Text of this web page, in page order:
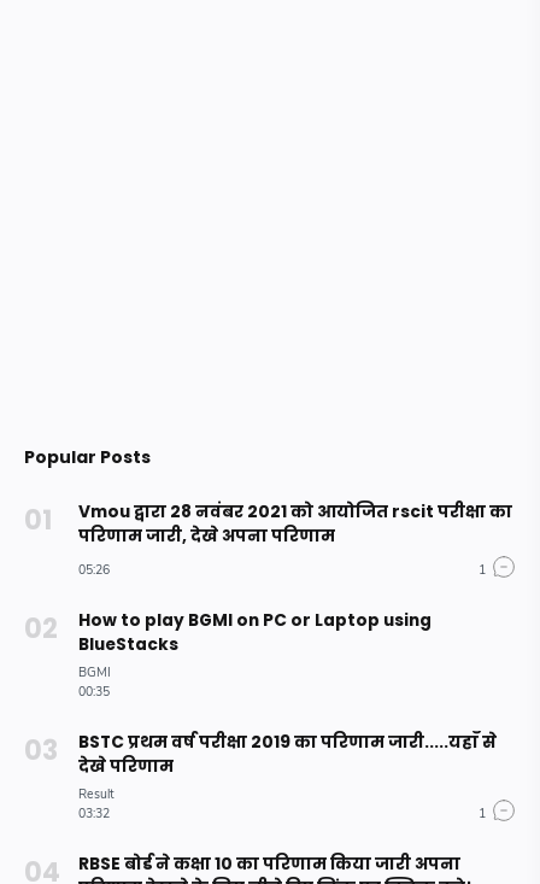
Popular Posts
Vmou द्वारा 28 नवंबर 2021 को आयोजित rscit परीक्षा का
परिणाम जारी, देखे अपना परिणाम
How to play BGMI on PC or Laptop using
BlueStacks
BSTC प्रथम वर्ष परीक्षा 2019 का परिणाम जारी.....यहाँ से
देखे परिणाम
RBSE बोर्ड ने कक्षा 10 का परिणाम किया जारी अपना